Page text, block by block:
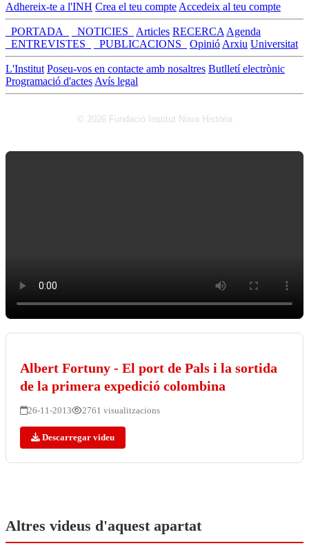
Adhereix-te a l'INH Crea el teu compte Accedeix al teu compte
_PORTADA_ _NOTICIES_ Articles RECERCA Agenda
_ENTREVISTES_
_PUBLICACIONS_ Opinió Arxiu Universitat
L'Institut Poseu-vos en contacte amb nosaltres Butlletí electrònic
Programació d'actes Avís legal
© 2026 Fundació Institut Nova Història
Albert Fortuny - El port de Pals i la sortida
de la primera expedició colombina
26-11-2013 2761 visualitzacions
Descarregar videu
Altres videus d'aquest apartat